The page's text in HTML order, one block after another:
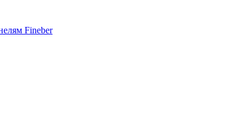
Fineber